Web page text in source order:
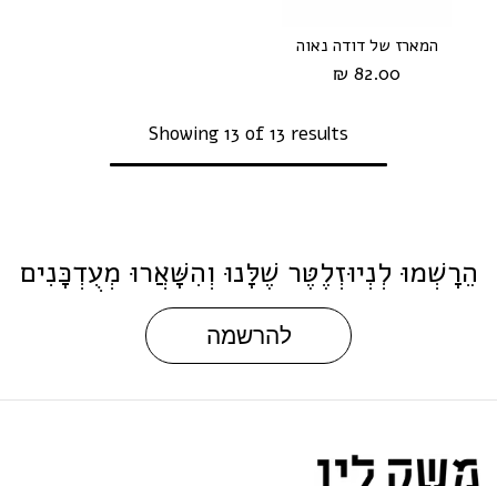
המארז של דודה נאוה
82.00 ₪
Showing 13 of 13 results
הֵרָשְׁמוּ לְנְיוּזְלֶטֶּר שֶׁלָּנוּ וְהִשָּׁאֲרוּ מְעֻדְכָּנִים
להרשמה